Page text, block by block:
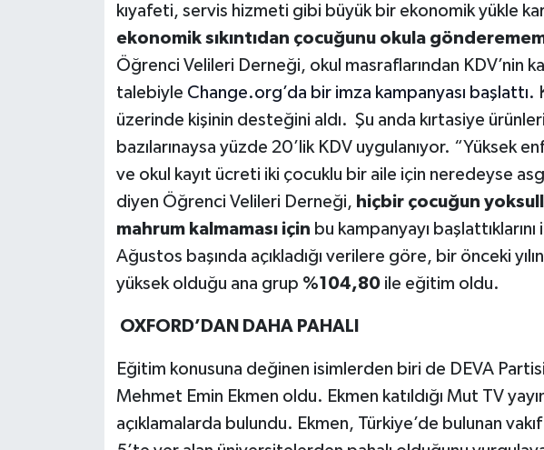
kıyafeti, servis hizmeti gibi büyük bir ekonomik yükle
ekonomik sıkıntıdan çocuğunu okula
Öğrenci Velileri Derneği, okul masraflarından KDV’nin
talebiyle Change.org’da bir imza kampanyası başlattı.
üzerinde kişinin desteğini aldı. Şu anda kırtasiye
bazılarınaysa yüzde 20’lik KDV uygulanıyor. “Yüksek
ve okul kayıt ücreti iki çocuklu bir aile için neredeyse
diyen Öğrenci Velileri Derneği, hiçbir çocuğun
mahrum kalmaması için bu kampanyayı
Ağustos başında açıkladığı verilere göre, bir önceki yılın
yüksek olduğu ana grup %104,80 ile eğitim oldu.
OXFORD’DAN DAHA PAHALI
Eğitim konusuna değinen isimlerden biri de DEVA Partisi
Mehmet Emin Ekmen oldu. Ekmen katıldığı Mut TV
açıklamalarda bulundu. Ekmen, Türkiye’de bulunan